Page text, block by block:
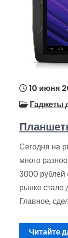
10 июня
Гаджеты
Сегодня на
много
3000 рублей
рынке стало
Главное,
Читайте